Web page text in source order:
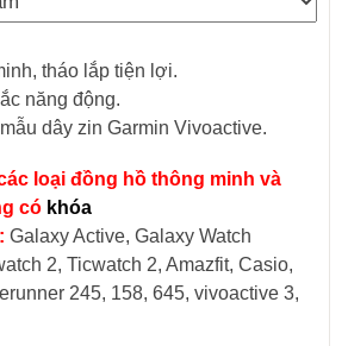
tháo lắp tiện lợi.
năng động.
dây zin Garmin Vivoactive.
loại đồng hồ thông minh và
có khóa
Galaxy Active, Galaxy Watch
2, Ticwatch 2, Amazfit, Casio,
245, 158, 645, vivoactive 3,